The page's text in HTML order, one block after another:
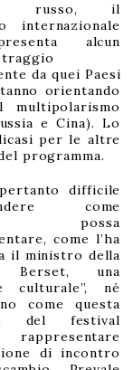
o
2
0
2
2
russo, il
internazionale
alcun
da quei Paesi
orientando
multipolarismo
e Cina). Lo
per le altre
programma.
difficile
come
possa
come l’ha
il ministro della
Berset, una
culturale”, né
come questa
del festival
di incontro